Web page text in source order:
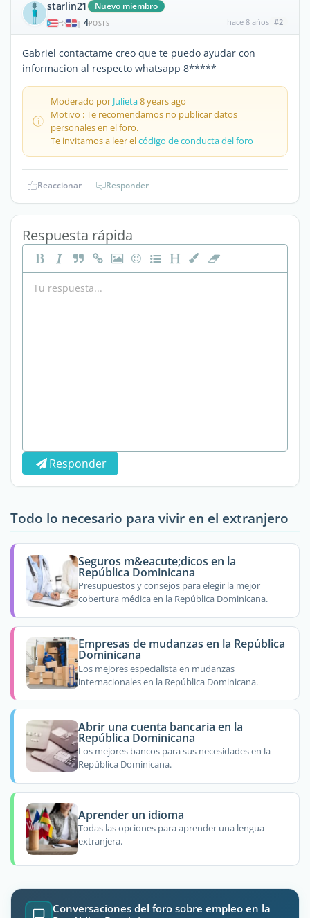
starlin21 Nuevo miembro
| 4POSTS hace 8 años #2
Gabriel contactame creo que te puedo ayudar con
informacion al respecto whatsapp 8*****
Moderado por Julieta8 years ago
Motivo : Te recomendamos no publicar datos
personales en el foro.
Te invitamos a leer elcódigo de conducta del foro
Reaccionar Responder
Respuesta rápida
Responder
Todo lo necesario para vivir en el extranjero
Seguros m&eacute;dicos en la
República Dominicana
Presupuestos y consejos para elegir la mejor
cobertura médica en la República Dominicana.
Empresas de mudanzas en la República
Dominicana
Los mejores especialista en mudanzas
internacionales en la República Dominicana.
Abrir una cuenta bancaria en la
República Dominicana
Los mejores bancos para sus necesidades en la
República Dominicana.
Aprender un idioma
Todas las opciones para aprender una lengua
extranjera.
Conversaciones del foro sobre empleo en la